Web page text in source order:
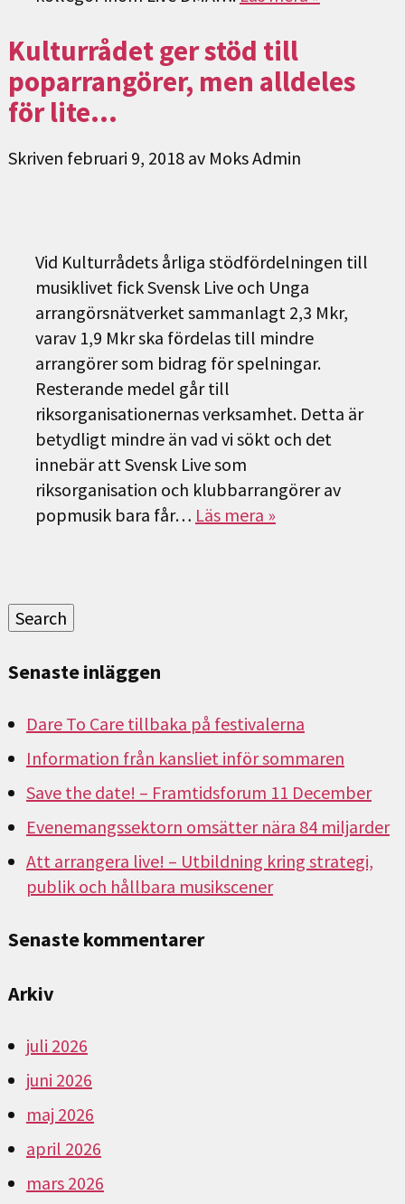
Kulturrådet ger stöd till
poparrangörer, men alldeles
för lite…
Skriven februari 9, 2018 av Moks Admin
Vid Kulturrådets årliga stödfördelningen till
musiklivet fick Svensk Live och Unga
arrangörsnätverket sammanlagt 2,3 Mkr,
varav 1,9 Mkr ska fördelas till mindre
arrangörer som bidrag för spelningar.
Resterande medel går till
riksorganisationernas verksamhet. Detta är
betydligt mindre än vad vi sökt och det
innebär att Svensk Live som
riksorganisation och klubbarrangörer av
popmusik bara får… Läs mera »
Search
Senaste inläggen
Dare To Care tillbaka på festivalerna
Information från kansliet inför sommaren
Save the date! – Framtidsforum 11 December
Evenemangssektorn omsätter nära 84 miljarder
Att arrangera live! – Utbildning kring strategi,
publik och hållbara musikscener
Senaste kommentarer
Arkiv
juli 2026
juni 2026
maj 2026
april 2026
mars 2026